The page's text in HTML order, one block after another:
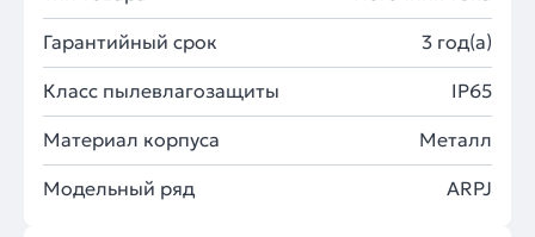
Гарантийный срок 3 год(а)
Класс пылевлагозащиты IP65
Материал корпуса Металл
Модельный ряд ARPJ